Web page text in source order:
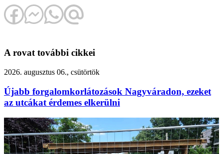
A rovat további cikkei
2026. augusztus 06., csütörtök
Újabb forgalomkorlátozások Nagyváradon, ezeket
az utcákat érdemes elkerülni